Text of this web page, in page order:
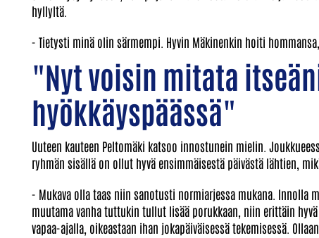
hyllyltä.
- Tietysti minä olin särmempi. Hyvin Mäkinenkin hoiti
"Nyt voisin mitata
hyökkäyspäässä"
Uuteen kauteen Peltomäki katsoo innostunein mielin.
ryhmän sisällä on ollut hyvä ensimmäisestä päivästä lähtien,
- Mukava olla taas niin sanotusti normiarjessa mukana. Innolla
muutama vanha tuttukin tullut lisää porukkaan, niin erittäin
vapaa-ajalla, oikeastaan ihan jokapäiväisessä tekemisessä.